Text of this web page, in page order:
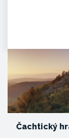
Čachtický